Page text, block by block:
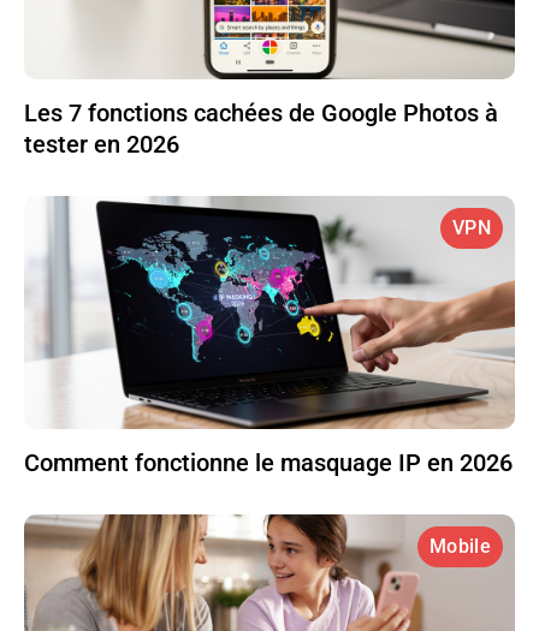
Les 7 fonctions cachées de Google Photos à
tester en 2026
VPN
Comment fonctionne le masquage IP en 2026
Mobile